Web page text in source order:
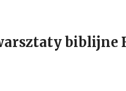
biblijne